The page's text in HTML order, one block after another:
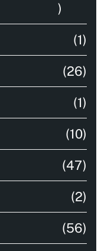
)
(1)
(26)
(1)
(10)
(47)
(2)
(56)